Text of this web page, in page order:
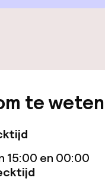
te weten
15:00 en 00:00